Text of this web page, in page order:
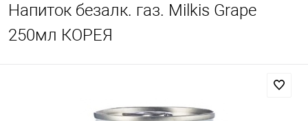
Напиток безалк. газ. Milkis Grape
250мл КОРЕЯ